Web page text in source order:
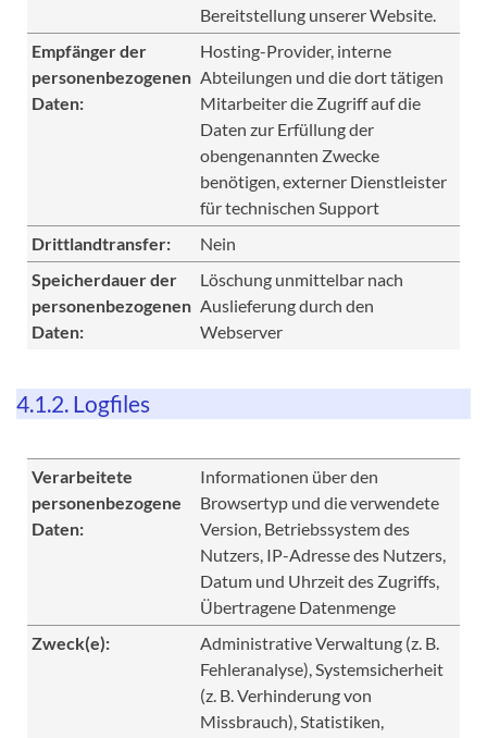
Bereitstellung unserer Website.
Empfänger der
personenbezogenen
Daten:
Hosting-Provider, interne
Abteilungen und die dort tätigen
Mitarbeiter die Zugriff auf die
Daten zur Erfüllung der
obengenannten Zwecke
benötigen, externer Dienstleister
für technischen Support
Drittlandtransfer:
Nein
Speicherdauer der
personenbezogenen
Daten:
Löschung unmittelbar nach
Auslieferung durch den
Webserver
4.1.2. Logfiles
Verarbeitete
personenbezogene
Daten:
Informationen über den
Browsertyp und die verwendete
Version, Betriebssystem des
Nutzers, IP-Adresse des Nutzers,
Datum und Uhrzeit des Zugriffs,
Übertragene Datenmenge
Zweck(e):
Administrative Verwaltung (z. B.
Fehleranalyse), Systemsicherheit
(z. B. Verhinderung von
Missbrauch), Statistiken,